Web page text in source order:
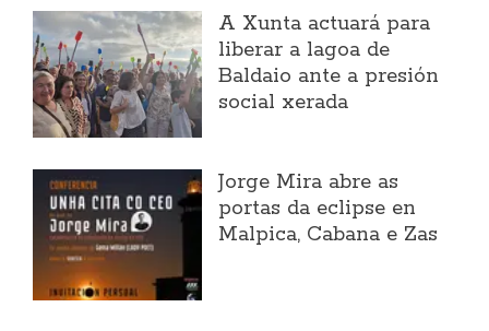
A Xunta actuará para
liberar a lagoa de
Baldaio ante a presión
social xerada
Jorge Mira abre as
portas da eclipse en
Malpica, Cabana e Zas